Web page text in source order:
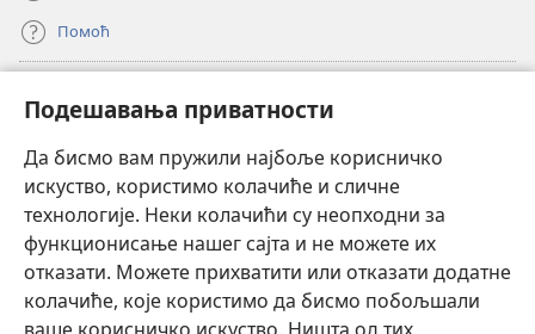
Подешавања приватности
Да бисмо вам пружили најбоље корисничко
искуство, користимо колачиће и сличне
технологије. Неки колачићи су неопходни за
функционисање нашег сајта и не можете их
отказати. Можете прихватити или отказати додатне
колачиће, које користимо да бисмо побољшали
Помоћ
(отвара
нови
прозор)ОНЛАЈН БИБЛИОТЕКА Watchtower
(отвара
нови
прозор)JW Hub®
(отвара
нови
прозор)JW Library
Watchtower Library ®